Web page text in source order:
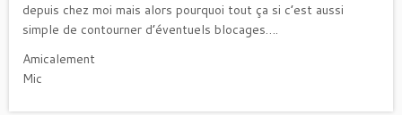
depuis chez moi mais alors pourquoi tout ça si c’est aussi
simple de contourner d’éventuels blocages….
Amicalement
Mic